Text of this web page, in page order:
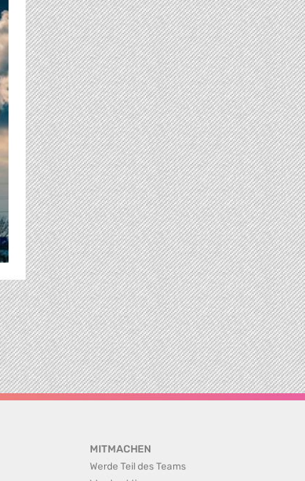
MITMACHEN
Werde Teil des Teams